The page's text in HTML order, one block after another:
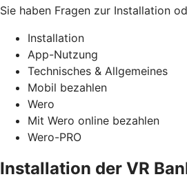
Sie haben Fragen zur Installation
Installation
App-Nutzung
Technisches & Allgemeines
Mobil bezahlen
Wero
Mit Wero online bezahlen
Wero-PRO
Installation der VR